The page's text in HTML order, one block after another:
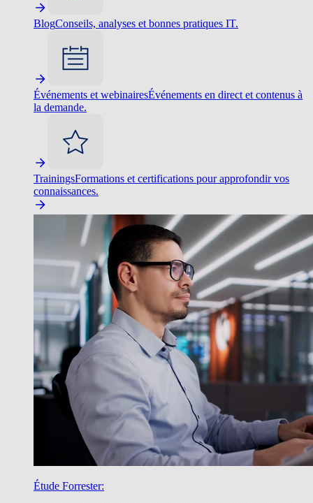
BlogConseils, analyses et bonnes pratiques IT.
Événements et webinairesÉvénements en direct et contenus à
la demande.
TrainingsFormations et certifications pour approfondir vos
connaissances.
Étude Forrester: